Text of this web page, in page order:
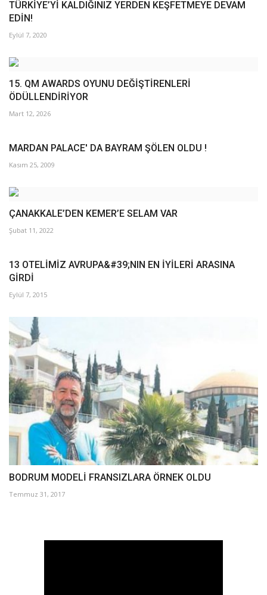
TÜRKİYE’Yİ KALDIĞINIZ YERDEN KEŞFETMEYE DEVAM
EDİN!
Eylül 7, 2020
15. QM AWARDS OYUNU DEĞİŞTİRENLERİ
ÖDÜLLENDİRİYOR
Mart 12, 2026
MARDAN PALACE' DA BAYRAM ŞÖLEN OLDU !
Kasım 25, 2009
ÇANAKKALE’DEN KEMER’E SELAM VAR
Şubat 11, 2022
13 OTELİMİZ AVRUPA&#39;NIN EN İYİLERİ ARASINA
GİRDİ
Eylül 7, 2015
BODRUM MODELİ FRANSIZLARA ÖRNEK OLDU
Temmuz 31, 2017